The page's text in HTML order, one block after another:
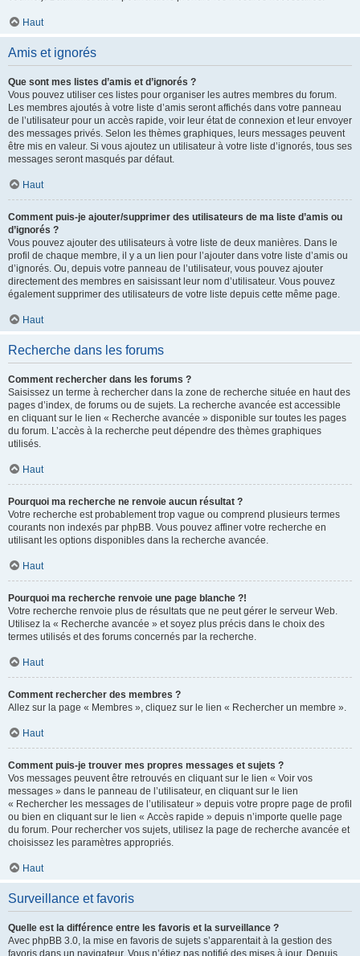
Haut
Amis et ignorés
Que sont mes listes d’amis et d’ignorés ?
Vous pouvez utiliser ces listes pour organiser les autres membres du forum.
Les membres ajoutés à votre liste d’amis seront affichés dans votre panneau
de l’utilisateur pour un accès rapide, voir leur état de connexion et leur envoyer
des messages privés. Selon les thèmes graphiques, leurs messages peuvent
être mis en valeur. Si vous ajoutez un utilisateur à votre liste d’ignorés, tous ses
messages seront masqués par défaut.
Haut
Comment puis-je ajouter/supprimer des utilisateurs de ma liste d’amis ou
d’ignorés ?
Vous pouvez ajouter des utilisateurs à votre liste de deux manières. Dans le
profil de chaque membre, il y a un lien pour l’ajouter dans votre liste d’amis ou
d’ignorés. Ou, depuis votre panneau de l’utilisateur, vous pouvez ajouter
directement des membres en saisissant leur nom d’utilisateur. Vous pouvez
également supprimer des utilisateurs de votre liste depuis cette même page.
Haut
Recherche dans les forums
Comment rechercher dans les forums ?
Saisissez un terme à rechercher dans la zone de recherche située en haut des
pages d’index, de forums ou de sujets. La recherche avancée est accessible
en cliquant sur le lien « Recherche avancée » disponible sur toutes les pages
du forum. L’accès à la recherche peut dépendre des thèmes graphiques
utilisés.
Haut
Pourquoi ma recherche ne renvoie aucun résultat ?
Votre recherche est probablement trop vague ou comprend plusieurs termes
courants non indexés par phpBB. Vous pouvez affiner votre recherche en
utilisant les options disponibles dans la recherche avancée.
Haut
Pourquoi ma recherche renvoie une page blanche ?!
Votre recherche renvoie plus de résultats que ne peut gérer le serveur Web.
Utilisez la « Recherche avancée » et soyez plus précis dans le choix des
termes utilisés et des forums concernés par la recherche.
Haut
Comment rechercher des membres ?
Allez sur la page « Membres », cliquez sur le lien « Rechercher un membre ».
Haut
Comment puis-je trouver mes propres messages et sujets ?
Vos messages peuvent être retrouvés en cliquant sur le lien « Voir vos
messages » dans le panneau de l’utilisateur, en cliquant sur le lien
« Rechercher les messages de l’utilisateur » depuis votre propre page de profil
ou bien en cliquant sur le lien « Accès rapide » depuis n’importe quelle page
du forum. Pour rechercher vos sujets, utilisez la page de recherche avancée et
choisissez les paramètres appropriés.
Haut
Surveillance et favoris
Quelle est la différence entre les favoris et la surveillance ?
Avec phpBB 3.0, la mise en favoris de sujets s’apparentait à la gestion des
favoris dans un navigateur. Vous n’étiez pas notifié des mises à jour. Depuis